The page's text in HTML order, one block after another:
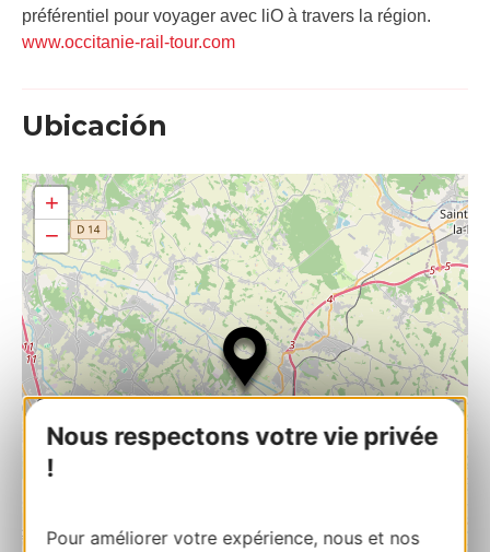
Nous respectons votre vie privée
!
Pour améliorer votre expérience, nous et nos
préférentiel pour voyager avec liO à travers la région.
www.occitanie-rail-tour.com
Ubicación
+
−